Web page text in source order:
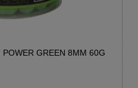
GREEN 8MM 60G